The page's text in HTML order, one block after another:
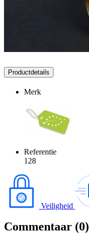
Productdetails
Merk
Referentie
128
Veiligheid
Commentaar (0)